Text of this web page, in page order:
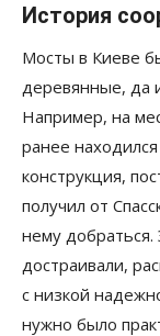
История
Мосты в Киеве
деревянные, да
Например, на
ранее
конструкция,
получил от
нему добраться.
достраивали,
с низкой
нужно было